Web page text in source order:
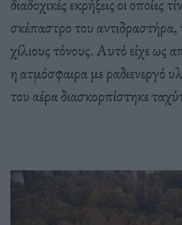
διαδοχικές εκρήξεις οι οποίες
σκέπαστρο του αντιδραστήρα,
χίλιους τόνους. Αυτό είχε ως
η ατμόσφαιρα με ραδιενεργό
του αέρα διασκορπίστηκε